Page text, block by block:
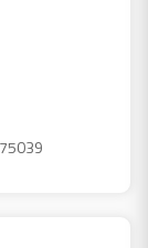
75039